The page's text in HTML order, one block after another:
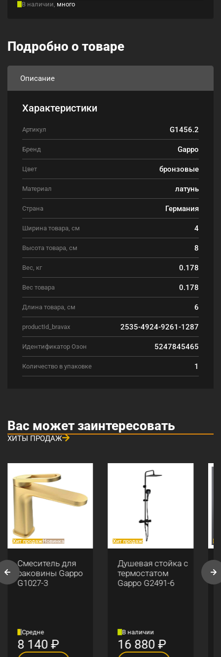
В наличии, много
Подробно о товаре
Описание
Характеристики
Артикул G1456.2
Бренд Gappo
Цвет бронзовые
Материал латунь
Страна Германия
Ширина товара, см 4
Высота товара, см 8
Вес, кг 0.178
Вес товара 0.178
Длина товара, см 6
productId_bravax 2535-4924-9261-1287
Идентификатор Озон 5247845465
Количество в упаковке 1
Вас может заинтересовать
ХИТЫ ПРОДАЖ
Хит продажНовинка
Смеситель для
раковины Gappo
G1027-3
Средне
8 140₽
Хит продаж
Душевая стойка с
термостатом
Gappo G2491-6
В наличии
16 880₽